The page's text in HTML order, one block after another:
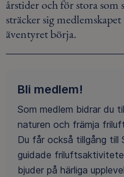
årstider och för stora
sträcker sig
äventyret börja.
Bli medlem!
Som medlem bidrar du
naturen och främja
Du får också tillgång till
guidade
bjuder på härliga